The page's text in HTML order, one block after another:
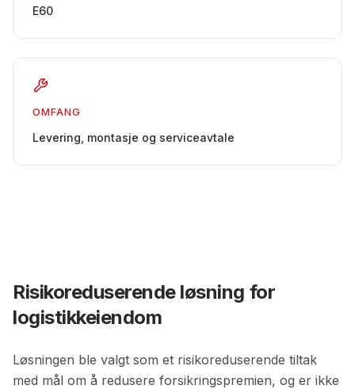
E60
OMFANG
Levering, montasje og serviceavtale
Risikoreduserende løsning for
logistikkeiendom
Løsningen ble valgt som et risikoreduserende tiltak
med mål om å redusere forsikringspremien, og er ikke